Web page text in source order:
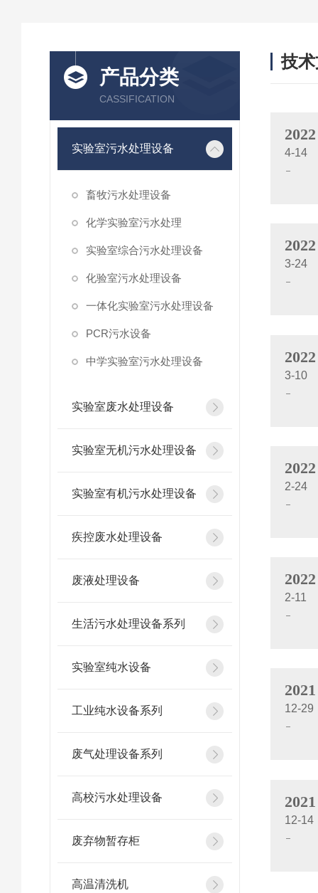
产品分类
CASSIFICATION
实验室污水处理设备
畜牧污水处理设备
化学实验室污水处理
实验室综合污水处理设备
化验室污水处理设备
一体化实验室污水处理设备
PCR污水设备
中学实验室污水处理设备
实验室废水处理设备
实验室无机污水处理设备
实验室有机污水处理设备
疾控废水处理设备
废液处理设备
生活污水处理设备系列
实验室纯水设备
工业纯水设备系列
废气处理设备系列
高校污水处理设备
废弃物暂存柜
高温清洗机
技
2022
4-14
2022
3-24
2022
3-10
2022
2-24
2022
2-11
2021
12-29
2021
12-14